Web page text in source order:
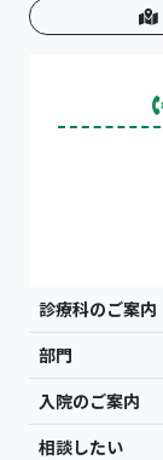
診療科のご案内
部門
入院のご案内
相談したい